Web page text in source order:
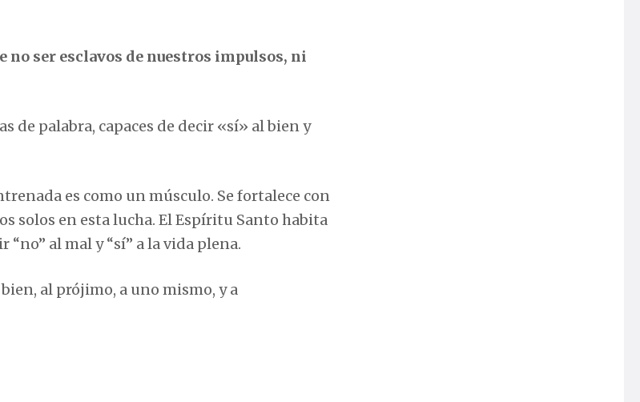
no ser esclavos de nuestros impulsos, ni
de palabra, capaces de decir «sí» al bien y
es como un músculo. Se fortalece con
solos en esta lucha. El Espíritu Santo habita
al mal y “sí” a la vida plena.
al prójimo, a uno mismo, y a